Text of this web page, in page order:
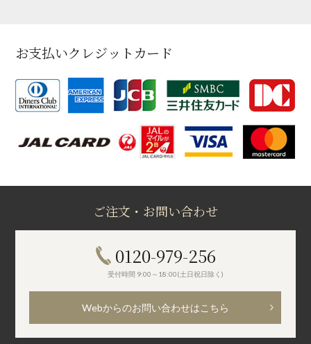
お支払いクレジットカード
ご注文・お問い合わせ
0120-979-256
受付時間 9:00～18:00(土日祝日除く)
Webからのお問い合わせはこちら